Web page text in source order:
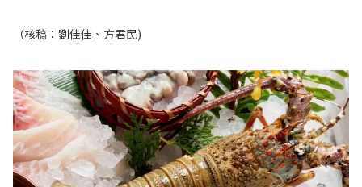
（核稿：劉佳佳、方君民)